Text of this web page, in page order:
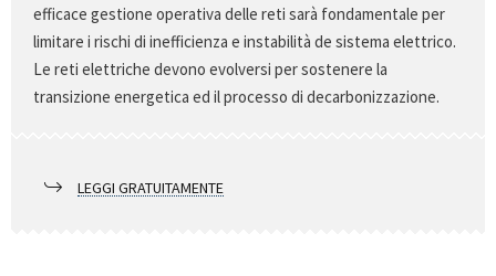
efficace gestione operativa delle reti sarà fondamentale per
limitare i rischi di inefficienza e instabilità de sistema elettrico.
Le reti elettriche devono evolversi per sostenere la
transizione energetica ed il processo di decarbonizzazione.
LEGGI GRATUITAMENTE